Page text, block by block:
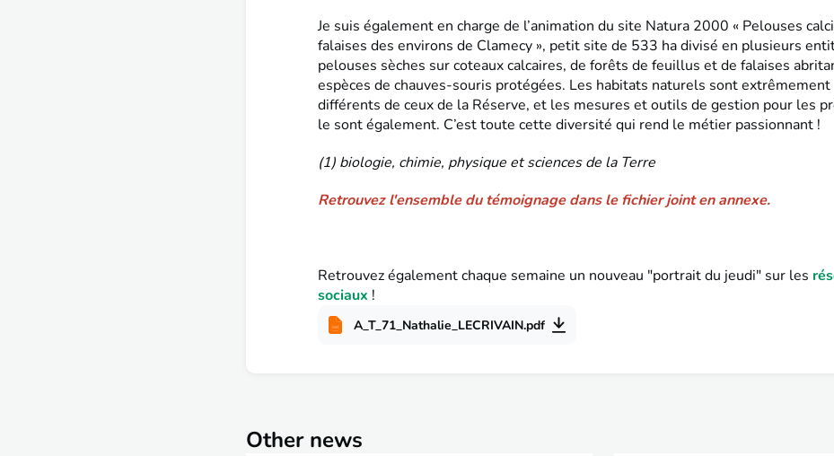
Je suis également en charge de l’animation du site Natura 2000 « Pelouses
falaises des environs de Clamecy », petit site de 533 ha divisé en plusieurs
pelouses sèches sur coteaux calcaires, de forêts de feuillus et de falaises
espèces de chauves-souris protégées. Les habitats naturels sont extrêmement
différents de ceux de la Réserve, et les mesures et outils de gestion pour les
le sont également. C’est toute cette diversité qui rend le métier passionnant !
(1) biologie, chimie, physique et sciences de la Terre
Retrouvez l'ensemble du témoignage dans le fichier joint en annexe.
Retrouvez également chaque semaine un nouveau "portrait du jeudi" sur les
sociaux !
A_T_71_Nathalie_LECRIVAIN.pdf
Other news